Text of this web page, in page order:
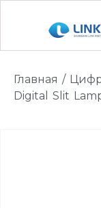
Главная /
Digital Slit